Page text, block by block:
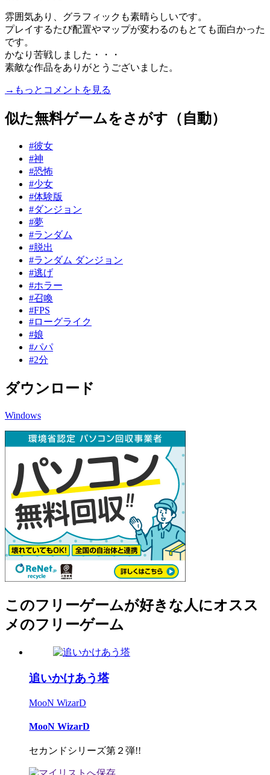
雰囲気あり、グラフィックも素晴らしいです。
プレイするたび配置やマップが変わるのもとても面白かった
です。
かなり苦戦しました・・・
素敵な作品をありがとうございました。
→もっとコメントを見る
似た無料ゲームをさがす（自動）
#彼女
#神
#恐怖
#少女
#体験版
#ダンジョン
#夢
#ランダム
#脱出
#ランダム ダンジョン
#逃げ
#ホラー
#召喚
#FPS
#ローグライク
#娘
#パパ
#2分
ダウンロード
Windows
このフリーゲームが好きな人にオスス
メのフリーゲーム
追いかけあう塔
MooN WizarD
MooN WizarD
セカンドシリーズ第２弾!!